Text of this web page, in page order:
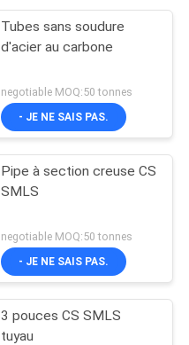
Tubes sans soudure
d'acier au carbone
negotiable MOQ:50 tonnes
- JE NE SAIS PAS.
Pipe à section creuse CS
SMLS
negotiable MOQ:50 tonnes
- JE NE SAIS PAS.
3 pouces CS SMLS
tuyau